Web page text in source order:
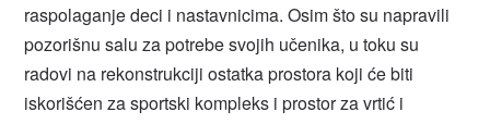
raspolaganje deci i nastavnicima. Osim što su napravili
pozorišnu salu za potrebe svojih učenika, u toku su
radovi na rekonstrukciji ostatka prostora koji će biti
iskorišćen za sportski kompleks i prostor za vrtić i